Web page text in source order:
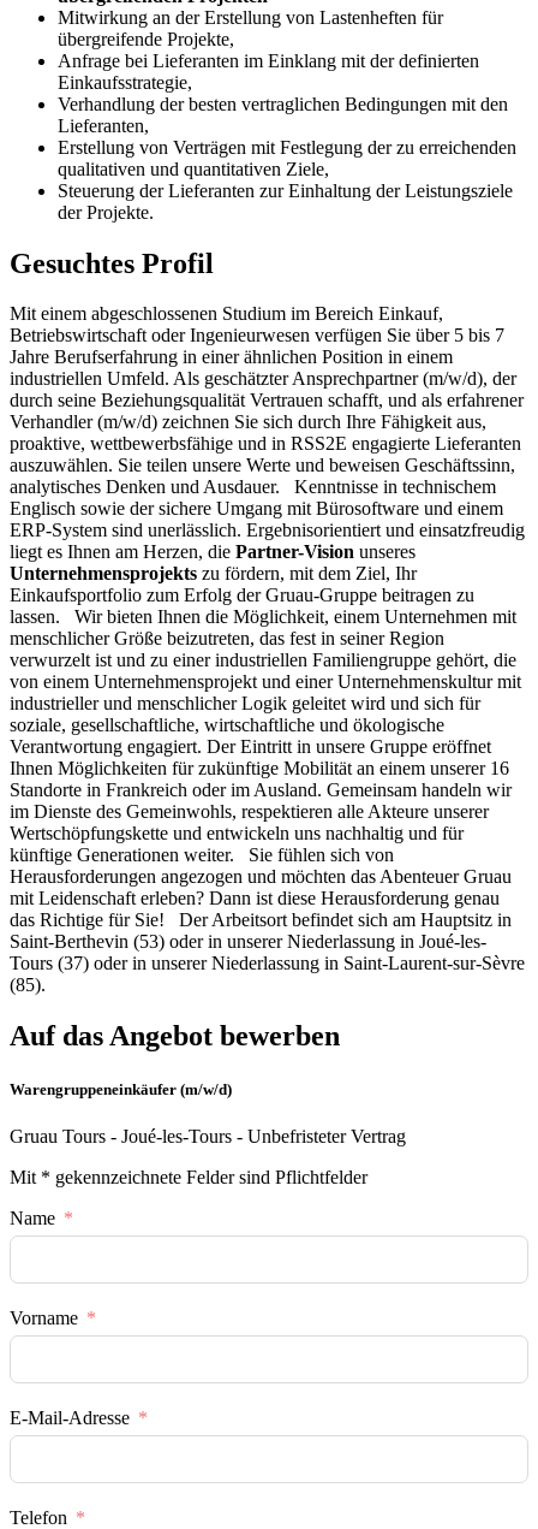
Mitwirkung an der Erstellung von Lastenheften für
übergreifende Projekte,
Anfrage bei Lieferanten im Einklang mit der definierten
Einkaufsstrategie,
Verhandlung der besten vertraglichen Bedingungen mit den
Lieferanten,
Erstellung von Verträgen mit Festlegung der zu erreichenden
qualitativen und quantitativen Ziele,
Steuerung der Lieferanten zur Einhaltung der Leistungsziele
der Projekte.
Gesuchtes Profil
Mit einem abgeschlossenen Studium im Bereich Einkauf,
Betriebswirtschaft oder Ingenieurwesen verfügen Sie über 5 bis 7
Jahre Berufserfahrung in einer ähnlichen Position in einem
industriellen Umfeld. Als geschätzter Ansprechpartner (m/w/d), der
durch seine Beziehungsqualität Vertrauen schafft, und als erfahrener
Verhandler (m/w/d) zeichnen Sie sich durch Ihre Fähigkeit aus,
proaktive, wettbewerbsfähige und in RSS2E engagierte Lieferanten
auszuwählen. Sie teilen unsere Werte und beweisen Geschäftssinn,
analytisches Denken und Ausdauer. Kenntnisse in technischem
Englisch sowie der sichere Umgang mit Bürosoftware und einem
ERP-System sind unerlässlich. Ergebnisorientiert und einsatzfreudig
liegt es Ihnen am Herzen, die Partner-Vision unseres
Unternehmensprojekts zu fördern, mit dem Ziel, Ihr
Einkaufsportfolio zum Erfolg der Gruau-Gruppe beitragen zu
lassen. Wir bieten Ihnen die Möglichkeit, einem Unternehmen mit
menschlicher Größe beizutreten, das fest in seiner Region
verwurzelt ist und zu einer industriellen Familiengruppe gehört, die
von einem Unternehmensprojekt und einer Unternehmenskultur mit
industrieller und menschlicher Logik geleitet wird und sich für
soziale, gesellschaftliche, wirtschaftliche und ökologische
Verantwortung engagiert. Der Eintritt in unsere Gruppe eröffnet
Ihnen Möglichkeiten für zukünftige Mobilität an einem unserer 16
Standorte in Frankreich oder im Ausland. Gemeinsam handeln wir
im Dienste des Gemeinwohls, respektieren alle Akteure unserer
Wertschöpfungskette und entwickeln uns nachhaltig und für
künftige Generationen weiter. Sie fühlen sich von
Herausforderungen angezogen und möchten das Abenteuer Gruau
mit Leidenschaft erleben? Dann ist diese Herausforderung genau
das Richtige für Sie! Der Arbeitsort befindet sich am Hauptsitz in
Saint-Berthevin (53) oder in unserer Niederlassung in Joué-les-
Tours (37) oder in unserer Niederlassung in Saint-Laurent-sur-Sèvre
(85).
Auf das Angebot bewerben
Warengruppeneinkäufer (m/w/d)
Gruau Tours - Joué-les-Tours - Unbefristeter Vertrag
Mit * gekennzeichnete Felder sind Pflichtfelder
Name
Vorname
E-Mail-Adresse
Telefon